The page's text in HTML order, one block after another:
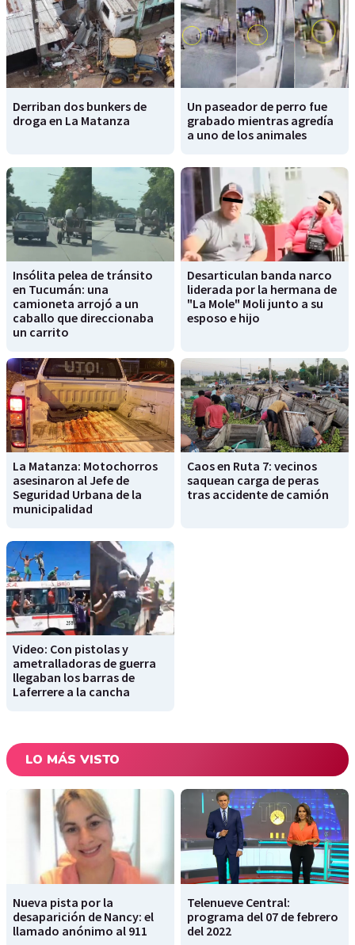
Derriban dos bunkers de
droga en La Matanza
Un paseador de perro fue
grabado mientras agredía
a uno de los animales
Insólita pelea de tránsito
en Tucumán: una
camioneta arrojó a un
caballo que direccionaba
un carrito
Desarticulan banda narco
liderada por la hermana de
"La Mole" Moli junto a su
esposo e hijo
La Matanza: Motochorros
asesinaron al Jefe de
Seguridad Urbana de la
municipalidad
Caos en Ruta 7: vecinos
saquean carga de peras
tras accidente de camión
Video: Con pistolas y
ametralladoras de guerra
llegaban los barras de
Laferrere a la cancha
LO MÁS VISTO
Nueva pista por la
desaparición de Nancy: el
llamado anónimo al 911
Telenueve Central:
programa del 07 de febrero
del 2022